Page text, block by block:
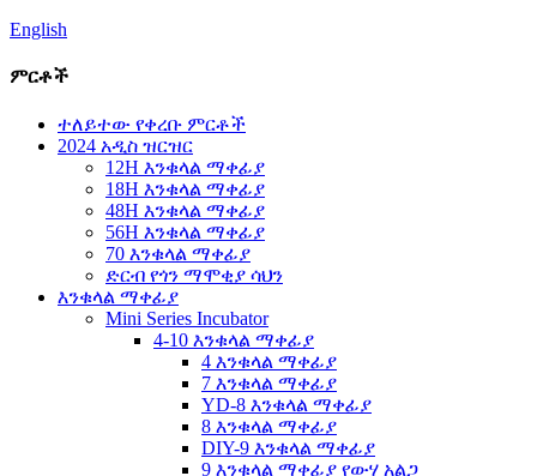
English
ምርቶች
ተለይተው የቀረቡ ምርቶች
2024 አዲስ ዝርዝር
12H እንቁላል ማቀፊያ
18H እንቁላል ማቀፊያ
48H እንቁላል ማቀፊያ
56H እንቁላል ማቀፊያ
70 እንቁላል ማቀፊያ
ድርብ የጎን ማሞቂያ ሳህን
እንቁላል ማቀፊያ
Mini Series Incubator
4-10 እንቁላል ማቀፊያ
4 እንቁላል ማቀፊያ
7 እንቁላል ማቀፊያ
YD-8 እንቁላል ማቀፊያ
8 እንቁላል ማቀፊያ
DIY-9 እንቁላል ማቀፊያ
9 እንቁላል ማቀፊያ የውሃ አልጋ